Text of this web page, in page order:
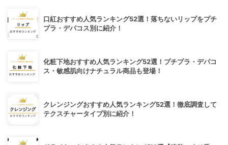
口紅おすすめ人気ランキング52選！落ちないリップをプチ
プラ・デパコス別に紹介！
化粧下地おすすめ人気ランキング52選！プチプラ・デパコ
ス・敏感肌向けナチュラル商品も登場！
クレンジングおすすめ人気ランキング52選！徹底調査して
テクスチャータイプ別に紹介！